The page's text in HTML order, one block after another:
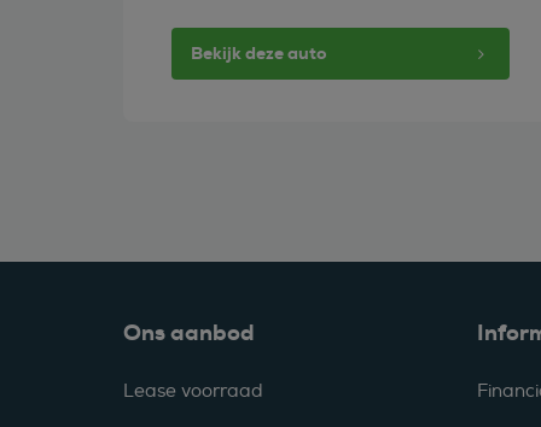
Bekijk deze auto
Ons aanbod
Lease voorraad